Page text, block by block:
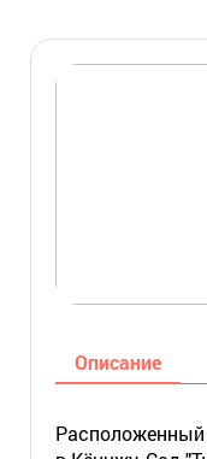
Описание